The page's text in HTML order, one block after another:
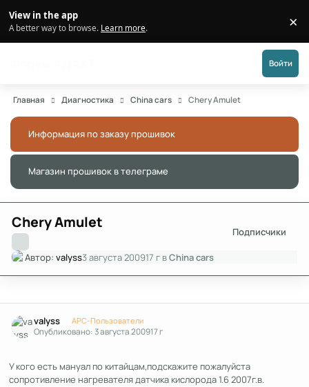
View in the app
A better way to browse. Learn more. ×
Войти
Главная Диагностика China cars Chery Amulet
Информация по заказу прошивок
Магазин прошивок в телеграме
Chery Amulet
Подписчики
Автор:valyss3 августа 200917 г вChina cars
valyss APC-Пользователи
Опубликовано:3 августа 200917 г
У кого есть мануал по китайцам,подскажите пожалуйста
сопротивление нагревателя датчика кислорода 1.6 2007г.в.